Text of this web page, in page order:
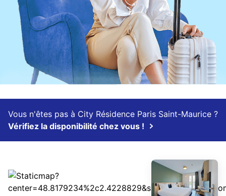
Vous n'êtes pas à City Résidence Paris Saint-Maurice ?
Vérifiez la disponibilité chez vous !